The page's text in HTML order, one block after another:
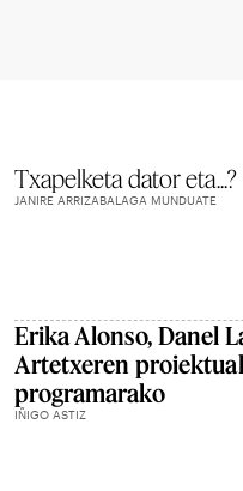
Txapelketa dator eta...?
JANIRE ARRIZABALAGA MUNDUATE
Erika Alonso, Danel
Artetxeren
programarako
IÑIGO ASTIZ